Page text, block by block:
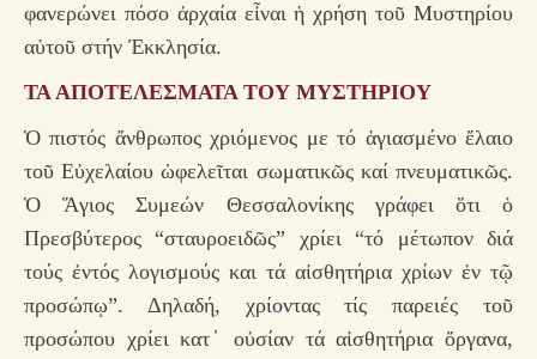
φανερώνει πόσο ἀρχαία εἶναι ἡ χρήση τοῦ Μυστηρίου
αὐτοῦ στήν Ἐκκλησία.
ΤΑ ΑΠΟΤΕΛΕΣΜΑΤΑ ΤΟΥ ΜΥΣΤΗΡΙΟΥ
Ὁ πιστός ἄνθρωπος χριόμενος με τό ἁγιασμένο ἔλαιο
τοῦ Εὐχελαίου ὠφελεῖται σωματικῶς καί πνευματικῶς.
Ὁ Ἅγιος Συμεών Θεσσαλονίκης γράφει ὅτι ὁ
Πρεσβύτερος “σταυροειδῶς” χρίει “τό μέτωπον διά
τούς ἐντός λογισμούς και τά αἰσθητήρια χρίων ἐν τῷ
προσώπῳ”. Δηλαδή, χρίοντας τίς παρειές τοῦ
προσώπου χρίει κατ ̓ οὐσίαν τά αἰσθητήρια ὄργανα,